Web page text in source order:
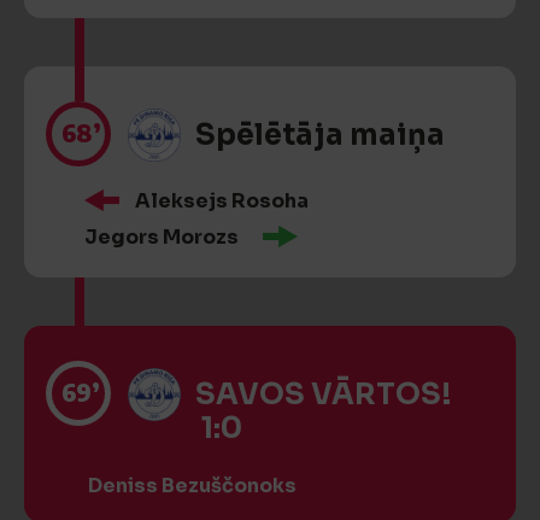
68’ Spēlētāja maiņa
Aleksejs Rosoha
Jegors Morozs
69’
SAVOS VĀRTOS!
1:0
Deniss Bezuščonoks